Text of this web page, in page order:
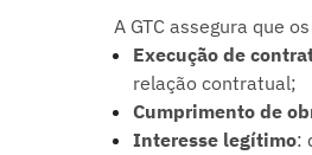
A GTC assegura que
Execução de
relação contratual;
Cumprimento de
Interesse legítimo: